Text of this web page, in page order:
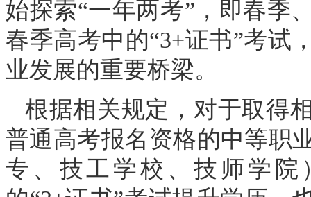
始探索“一年两考”，即春季
春季高考中的“3+证书”考试
业发展的重要桥梁。
根据相关规定，对于取得
普通高考报名资格的中等职
专、技工学校、技师学